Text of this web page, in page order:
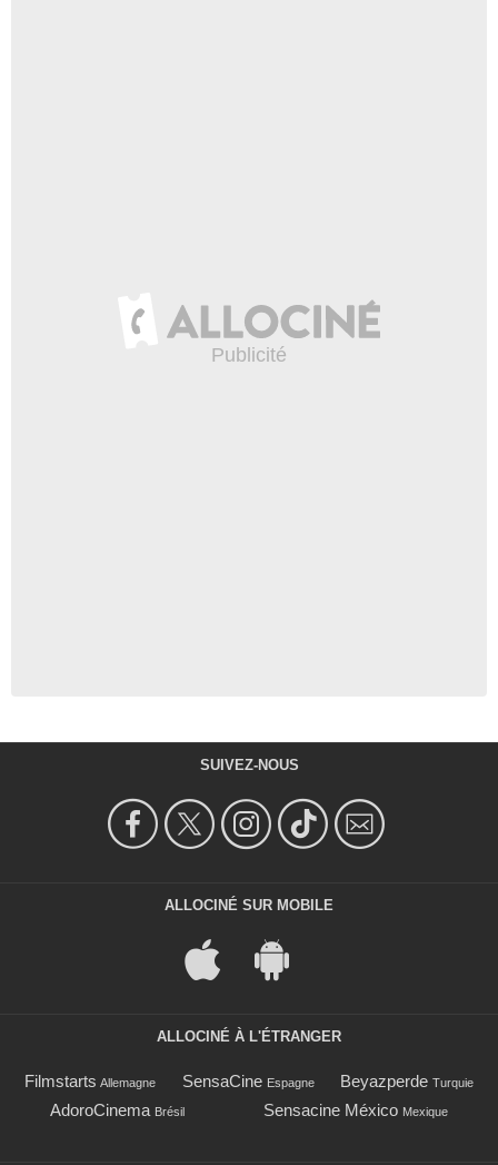
SUIVEZ-NOUS
ALLOCINÉ SUR MOBILE
ALLOCINÉ À L'ÉTRANGER
Filmstarts Allemagne SensaCine Espagne Beyazperde Turquie
AdoroCinema Brésil Sensacine México Mexique